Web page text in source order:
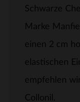
Schwarze
Marke
einen 2 cm
elastischen
empfehlen
Collonil.